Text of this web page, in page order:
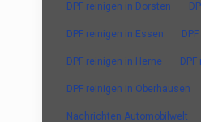
DPF reinigen in Dorsten
DPF reinigen in Essen
DPF reinigen in Herne
DPF reinigen in Oberhausen
Nachrichten Automobilwelt